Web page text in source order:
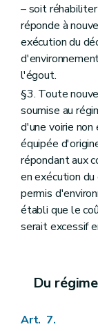
– soit
réponde à
exécution du
l'égout.
§3. Toute
soumise au
d'une voirie
équipée
répondant aux
en exécution
permis
établi que le
serait excessif
Du
Art. 7.